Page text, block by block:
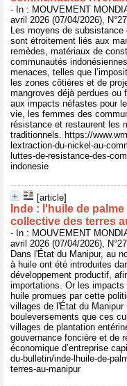
- In : MOUVEMENT
avril 2026 (07/04/2026),
Les moyens de
sont étroitement liés aux
remèdes, matériaux de
communautés
menaces, telles que
les zones côtières et de
mangroves déjà perdues ou
aux impacts néfastes pour
vie, les femmes des
résistance et restaurent les
traditionnels. https://
lextraction-du-nickel-au-
luttes-de-resistance-des-
indonesie
[article]
Inde : l'huile de
collective des terres
- In : MOUVEMENT
avril 2026 (07/04/2026),
Dans l'État du Manipur, au
à huile ont été introduites
développement productif,
importations. Or les
huile promues par cette
villages de l'État du Manipur
bouleversements que ces
villages de plantation
gouvernance foncière et de
économique d’entreprise
du-bulletin/inde-lhuile-de-
terres-au-manipur